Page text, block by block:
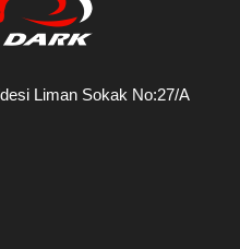
Liman Sokak No:27/A